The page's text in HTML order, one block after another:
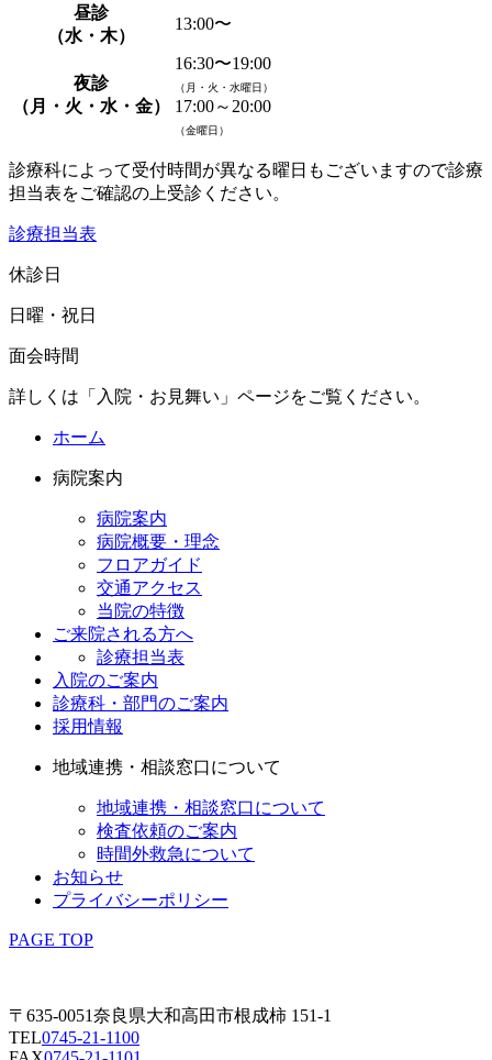
昼診
（水・木）
13:00〜
夜診
（月・火・水・金）
16:30〜19:00
（月・火・水曜日）
17:00～20:00
（金曜日）
診療科によって受付時間が異なる曜日もございますので診療
担当表をご確認の上受診ください。
診療担当表
休診日
日曜・祝日
面会時間
詳しくは「入院・お見舞い」ページをご覧ください。
ホーム
病院案内
病院案内
病院概要・理念
フロアガイド
交通アクセス
当院の特徴
ご来院される方へ
診療担当表
入院のご案内
診療科・部門のご案内
採用情報
地域連携・相談窓口について
地域連携・相談窓口について
検査依頼のご案内
時間外救急について
お知らせ
プライバシーポリシー
PAGE TOP
〒635-0051奈良県大和高田市根成柿 151-1
TEL0745-21-1100